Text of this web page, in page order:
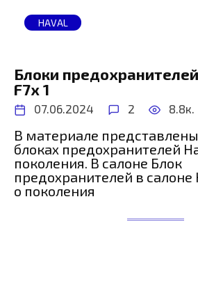
HAVAL
Блоки
F7x 1
07.06.2024 2 8.8к.
В материале
блоках предохранителей
поколения. В салоне Блок
предохранителей в салоне
о поколения